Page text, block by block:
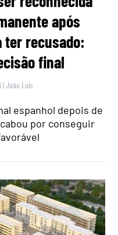
após
ter recusado:
final
|João Luís
espanhol depois de
por conseguir